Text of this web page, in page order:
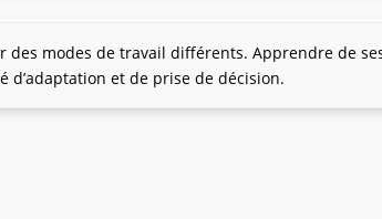
des modes de travail différents. Apprendre de
d’adaptation et de prise de décision.